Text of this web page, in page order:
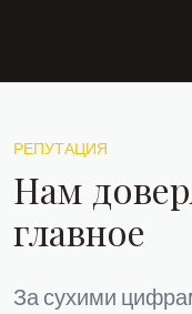
РЕПУТАЦИЯ
Нам
главное
За сухими